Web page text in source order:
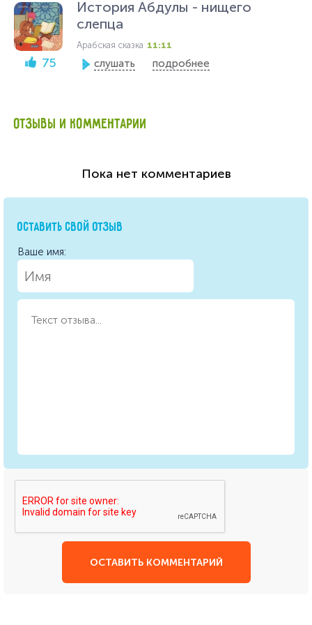
75
История Абдулы - нищего
слепца
Арабская сказка 11:11
слушать подробнее
ОТЗЫВЫ И КОММЕНТАРИИ
Пока нет комментариев
ОСТАВИТЬ СВОЙ ОТЗЫВ
Ваше имя:
ОСТАВИТЬ КОММЕНТАРИЙ